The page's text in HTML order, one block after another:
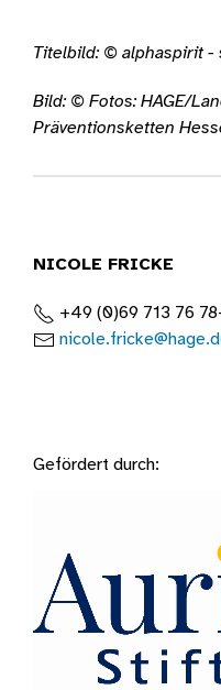
Titelbild: © alphaspirit -
Bild: © Fotos: HAGE/
Präventionsketten
NICOLE FRICKE
+49 (0)69 713 76
Gefördert durch: